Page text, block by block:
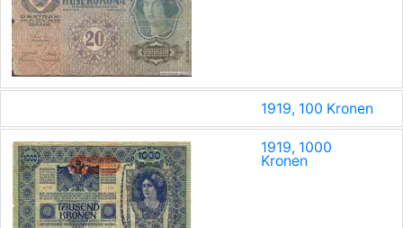
1919, 100 Kronen
1919, 1000
Kronen